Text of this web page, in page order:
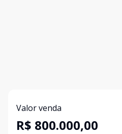
Valor venda
R$ 800.000,00